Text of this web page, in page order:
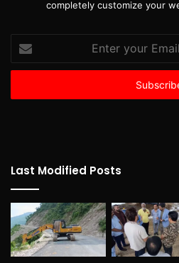
completely customize your
Enter
your
Email
Last Modified Posts